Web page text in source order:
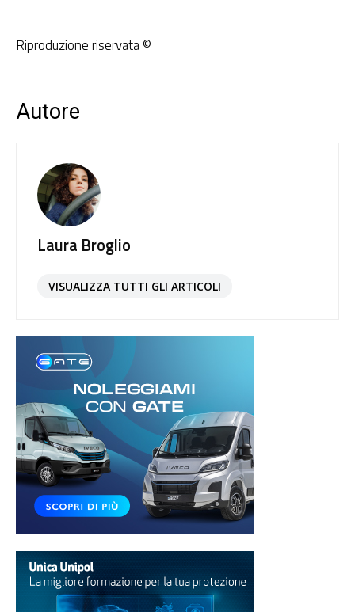
Riproduzione riservata ©
Autore
Laura Broglio
VISUALIZZA TUTTI GLI ARTICOLI